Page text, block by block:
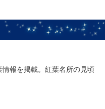
報を掲載。紅葉名所の見頃